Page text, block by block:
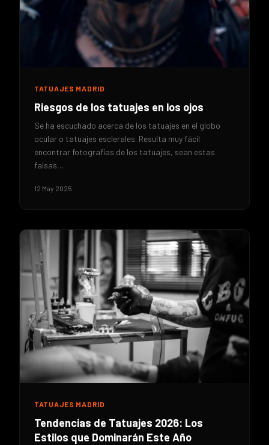
TATUAJES MADRID
Riesgos de los tatuajes en los ojos
Se ha escuchado acerca de los tatuajes en el globo
ocular o tatuajes esclerales. Resulta muy fácil
encontrar fotografías de los tatuajes, sean estas
falsas…
12 May 2025
TATUAJES MADRID
Tendencias de Tatuajes 2026: Los
Estilos que Dominarán Este Año